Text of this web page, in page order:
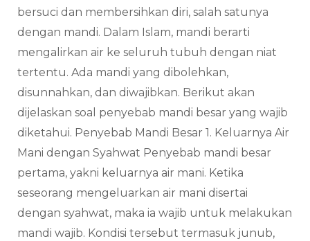
bersuci dan membersihkan diri, salah satunya
dengan mandi. Dalam Islam, mandi berarti
mengalirkan air ke seluruh tubuh dengan niat
tertentu. Ada mandi yang dibolehkan,
disunnahkan, dan diwajibkan. Berikut akan
dijelaskan soal penyebab mandi besar yang wajib
diketahui. Penyebab Mandi Besar 1. Keluarnya Air
Mani dengan Syahwat Penyebab mandi besar
pertama, yakni keluarnya air mani. Ketika
seseorang mengeluarkan air mani disertai
dengan syahwat, maka ia wajib untuk melakukan
mandi wajib. Kondisi tersebut termasuk junub,